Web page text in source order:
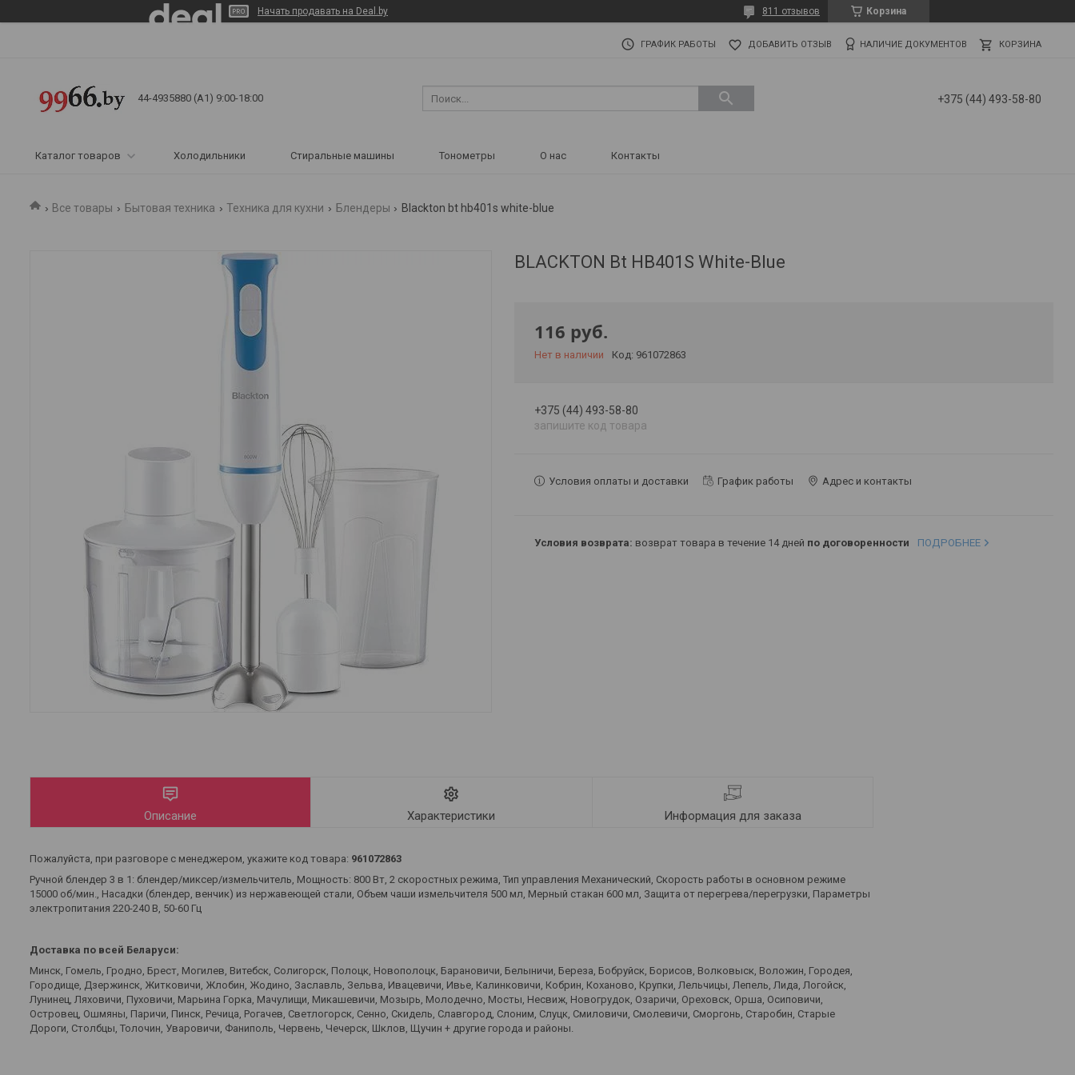
Начать продавать на Deal.by Корзина
811 отзывов
ГРАФИК РАБОТЫ ДОБАВИТЬ ОТЗЫВ НАЛИЧИЕ ДОКУМЕНТОВ КОРЗИНА
44-4935880 (A1) 9:00-18:00 +375 (44) 493-58-80
Каталог товаров Холодильники Стиральные машины Тонометры О нас Контакты
Все товары Бытовая техника Техника для кухни Блендеры Blackton bt hb401s white-blue
BLACKTON Bt HB401S White-Blue
116 руб.
Нет в наличии Код: 961072863
+375 (44) 493-58-80
запишите код товара
Условия оплаты и доставки График работы Адрес и контакты
возврат товара в течение 14 дней по договоренности ПОДРОБНЕЕ
Описание Характеристики Информация для заказа
Пожалуйста, при разговоре с менеджером, укажите код товара: 961072863
Ручной блендер 3 в 1: блендер/миксер/измельчитель, Мощность: 800 Вт, 2 скоростных режима, Тип управления Механический, Скорость работы в основном режиме
15000 об/мин., Насадки (блендер, венчик) из нержавеющей стали, Объем чаши измельчителя 500 мл, Мерный стакан 600 мл, Защита от перегрева/перегрузки, Параметры
электропитания 220-240 В, 50-60 Гц
Доставка по всей Беларуси:
Минск, Гомель, Гродно, Брест, Могилев, Витебск, Солигорск, Полоцк, Новополоцк, Барановичи, Белыничи, Береза, Бобруйск, Борисов, Волковыск, Воложин, Городея,
Городище, Дзержинск, Житковичи, Жлобин, Жодино, Заславль, Зельва, Ивацевичи, Ивье, Калинковичи, Кобрин, Коханово, Крупки, Лельчицы, Лепель, Лида, Логойск,
Лунинец, Ляховичи, Пуховичи, Марьина Горка, Мачулищи, Микашевичи, Мозырь, Молодечно, Мосты, Несвиж, Новогрудок, Озаричи, Ореховск, Орша, Осиповичи,
Островец, Ошмяны, Паричи, Пинск, Речица, Рогачев, Светлогорск, Сенно, Скидель, Славгород, Слоним, Слуцк, Смиловичи, Смолевичи, Сморгонь, Старобин, Старые
Дороги, Столбцы, Толочин, Уваровичи, Фаниполь, Червень, Чечерск, Шклов, Щучин + другие города и районы.